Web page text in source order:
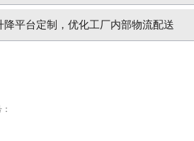
降平台定制，优化工厂内部物流配送